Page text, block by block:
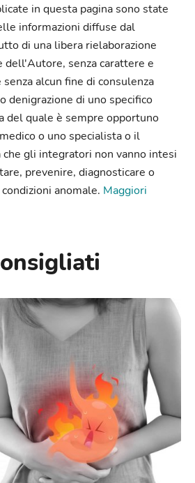
in questa pagina sono state
informazioni diffuse dal
di una libera rielaborazione
dell'Autore, senza carattere e
alcun fine di consulenza
denigrazione di uno specifico
del quale è sempre opportuno
o uno specialista o il
che gli integratori non vanno intesi
prevenire, diagnosticare o
anomale. Maggiori